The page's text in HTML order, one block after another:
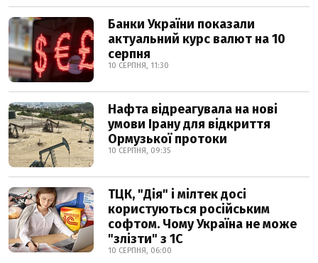
Банки України показали
актуальний курс валют на 10
серпня
10 СЕРПНЯ, 11:30
Нафта відреагувала на нові
умови Ірану для відкриття
Ормузької протоки
10 СЕРПНЯ, 09:35
ТЦК, "Дія" і мілтек досі
користуються російським
софтом. Чому Україна не може
"злізти" з 1С
10 СЕРПНЯ, 06:00